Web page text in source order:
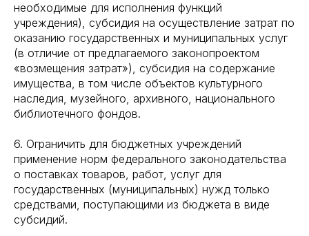
необходимые для исполнения функций
учреждения), субсидия на осуществление затрат по
оказанию государственных и муниципальных услуг
(в отличие от предлагаемого законопроектом
«возмещения затрат»), субсидия на содержание
имущества, в том числе объектов культурного
наследия, музейного, архивного, национального
библиотечного фондов.
6. Ограничить для бюджетных учреждений
применение норм федерального законодательства
о поставках товаров, работ, услуг для
государственных (муниципальных) нужд только
средствами, поступающими из бюджета в виде
субсидий.